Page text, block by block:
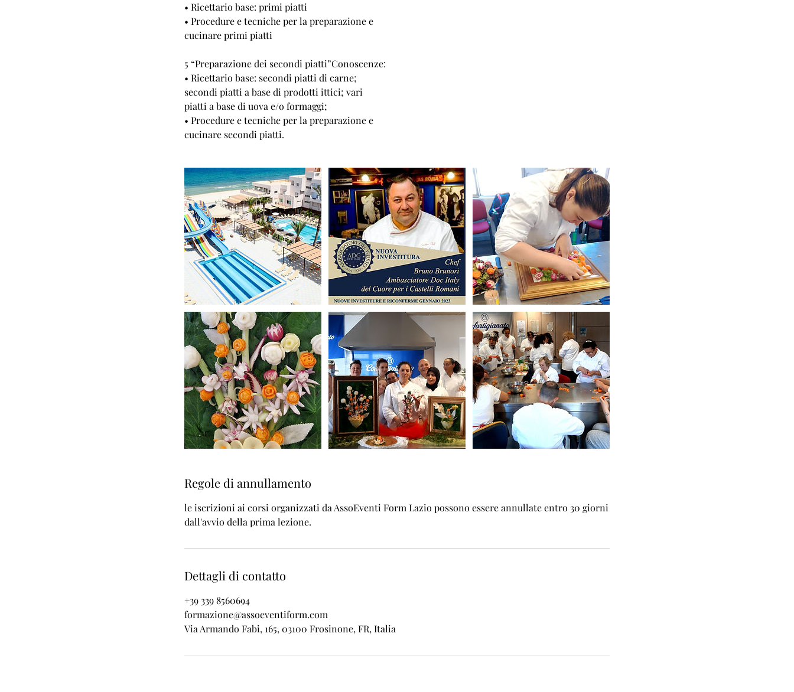
• Ricettario base: primi piatti
• Procedure e tecniche per la preparazione e
cucinare primi piatti
5 “Preparazione dei secondi piatti”Conoscenze:
• Ricettario base: secondi piatti di carne;
secondi piatti a base di prodotti ittici; vari
piatti a base di uova e/o formaggi;
• Procedure e tecniche per la preparazione e
cucinare secondi piatti.
Regole di annullamento
le iscrizioni ai corsi organizzati da AssoEventi Form Lazio possono essere annullate entro 30 giorni
dall'avvio della prima lezione.
Dettagli di contatto
+39 339 8560694
formazione@assoeventiform.com
Via Armando Fabi, 165, 03100 Frosinone, FR, Italia